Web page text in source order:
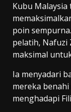
Kubu
poin
pelatih, Nafuzi
maksimal
Ia menyadari
mereka
menghadapi